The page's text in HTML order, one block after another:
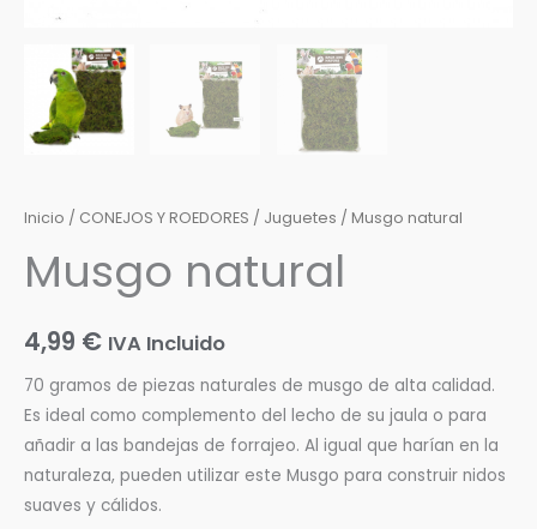
Inicio / CONEJOS Y ROEDORES / Juguetes / Musgo natural
Musgo natural
4,99 € IVA Incluido
70 gramos de piezas naturales de musgo de alta calidad.
Es ideal como complemento del lecho de su jaula o para
añadir a las bandejas de forrajeo. Al igual que harían en la
naturaleza, pueden utilizar este Musgo para construir nidos
suaves y cálidos.